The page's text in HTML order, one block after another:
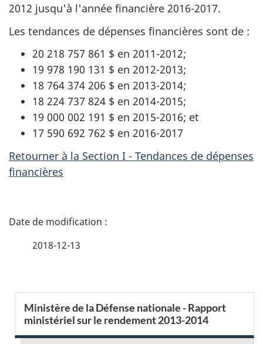
2012 jusqu'à l'année financière 2016-2017.
Les tendances de dépenses financières sont de :
20 218 757 861 $ en 2011-2012;
19 978 190 131 $ en 2012-2013;
18 764 374 206 $ en 2013-2014;
18 224 737 824 $ en 2014-2015;
19 000 002 191 $ en 2015-2016; et
17 590 692 762 $ en 2016-2017
Retourner à la Section I - Tendances de dépenses
financières
D
a
2018-12-13
e
Ministère de la Défense nationale - Rapport
ministériel sur le rendement 2013-2014